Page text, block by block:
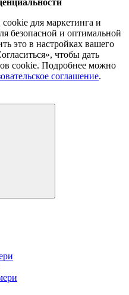
для маркетинга и
безопасной и оптимальной
это в настройках вашего
чтобы дать
cookie. Подробнее можно
соглашение.